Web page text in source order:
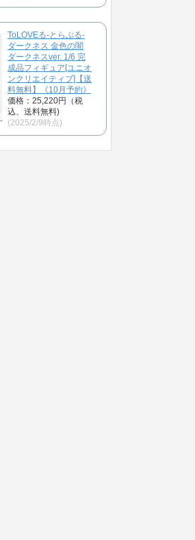
ToLOVEる-とらぶる-
ダークネス 金色の闇
ダークネスver. 1/6 完
成品フィギュア[ユニオ
ンクリエイティブ]【送
料無料】《10月予約》
価格：25,220円（税
込、送料無料)
(2025/2/9時点)